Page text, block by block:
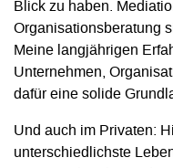
Blick zu haben.
Organisationsberatung
Meine langjährigen
Unternehmen,
dafür eine solide
Und auch im Privaten:
unterschiedlichste